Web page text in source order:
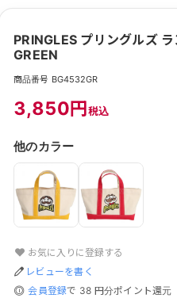
PRINGLES プリングルズ
GREEN
商品番号 BG4532GR
3,850円税込
他のカラー
お気に入りに登録する
レビューを書く
会員登録で 38 円分ポイント還元